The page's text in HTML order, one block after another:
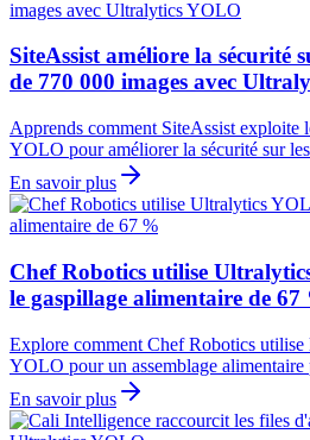
SiteAssist améliore la sécurité
de 770 000 images avec
Apprends comment SiteAssist exploite
YOLO pour améliorer la sécurité sur
En savoir plus
Chef Robotics utilise
le gaspillage alimentaire de 67
Explore comment Chef Robotics
YOLO pour un assemblage alimentaire
En savoir plus